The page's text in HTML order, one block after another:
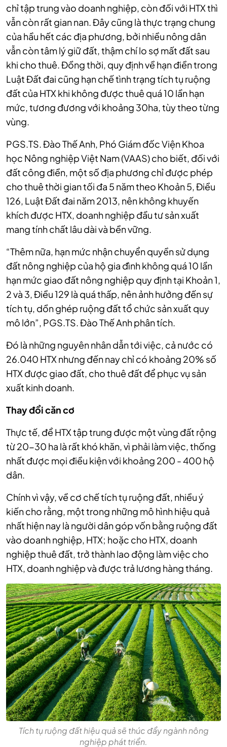
chỉ tập trung vào doanh nghiệp, còn đối với HTX thì
vẫn còn rất gian nan. Đây cũng là thực trạng chung
của hầu hết các địa phương, bởi nhiều nông dân
vẫn còn tâm lý giữ đất, thậm chí lo sợ mất đất sau
khi cho thuê. Đồng thời, quy định về hạn điền trong
Luật Đất đai cũng hạn chế tình trạng tích tụ ruộng
đất của HTX khi không được thuê quá 10 lần hạn
mức, tương đương với khoảng 30ha, tùy theo từng
vùng.
PGS.TS. Đào Thế Anh, Phó Giám đốc Viện Khoa
học Nông nghiệp Việt Nam (VAAS) cho biết, đối với
đất công điền, một số địa phương chỉ được phép
cho thuê thời gian tối đa 5 năm theo Khoản 5, Điều
126, Luật Đất đai năm 2013, nên không khuyến
khích được HTX, doanh nghiệp đầu tư sản xuất
mang tính chất lâu dài và bền vững.
“Thêm nữa, hạn mức nhận chuyển quyền sử dụng
đất nông nghiệp của hộ gia đình không quá 10 lần
hạn mức giao đất nông nghiệp quy định tại Khoản 1,
2 và 3, Điều 129 là quá thấp, nên ảnh hưởng đến sự
tích tụ, dồn ghép ruộng đất tổ chức sản xuất quy
mô lớn”, PGS.TS. Đào Thế Anh phân tích.
Đó là những nguyên nhân dẫn tới việc, cả nước có
26.040 HTX nhưng đến naychỉ có khoảng 20% số
HTX được giao đất, cho thuê đất để phục vụ sản
xuất kinh doanh.
Thay đổi căn cơ
Thực tế, để HTXtập trung được một vùng đất rộng
từ 20-30 ha là rất khó khăn, vì phải làm việc, thống
nhất được mọi điều kiện với khoảng 200 - 400 hộ
dân.
Chính vì vậy, về cơ chế tích tụ ruộng đất, nhiều ý
kiến cho rằng, một trong những mô hình hiệu quả
nhất hiện nay là người dân góp vốn bằng ruộng đất
vào doanh nghiệp, HTX; hoặc cho HTX, doanh
nghiệp thuê đất, trở thành lao động làm việc cho
HTX, doanh nghiệp và được trả lương hàng tháng.
Tích tụ ruộng đất hiệu quả sẽ thúc đẩy ngành nông
nghiệp phát triển.